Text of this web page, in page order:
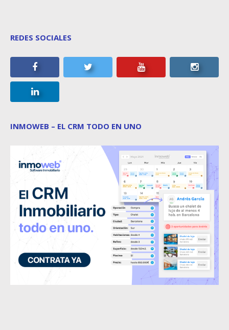
REDES SOCIALES
INMOWEB – EL CRM TODO EN UNO